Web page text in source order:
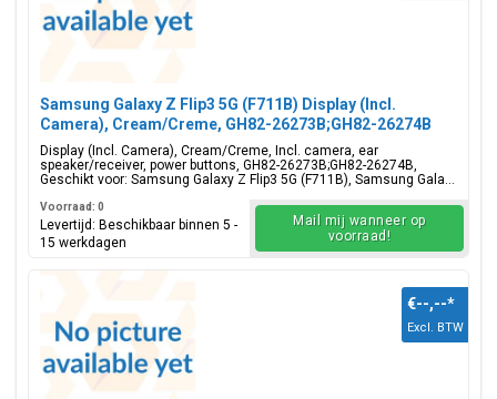
Samsung Galaxy Z Flip3 5G (F711B) Display (Incl.
Camera), Cream/Creme, GH82-26273B;GH82-26274B
Display (Incl. Camera), Cream/Creme, Incl. camera, ear
speaker/receiver, power buttons, GH82-26273B;GH82-26274B,
Geschikt voor: Samsung Galaxy Z Flip3 5G (F711B), Samsung Gala...
Voorraad: 0
Levertijd: Beschikbaar binnen 5 -
15 werkdagen
Mail mij wanneer op
voorraad!
€--,--*
Excl. BTW